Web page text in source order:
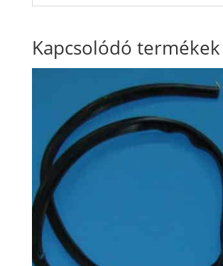
Kapcsolódó termékek